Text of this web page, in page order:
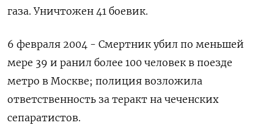
газа. Уничтожен 41 боевик.
6 февраля 2004 - Смертник убил по меньшей
мере 39 и ранил более 100 человек в поезде
метро в Москве; полиция возложила
ответственность за теракт на чеченских
сепаратистов.